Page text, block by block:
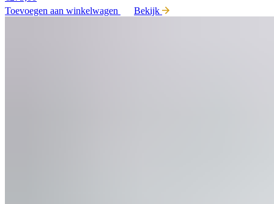
Toevoegen aan winkelwagen
Bekijk